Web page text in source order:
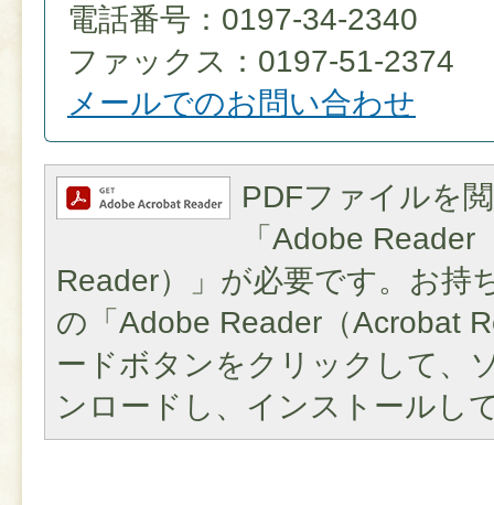
電話番号：0197-34-2340
ファックス：0197-51-2374
メールでのお問い合わせ
PDFファイルを
「Adobe Reader
Reader）」が必要です。お持
の「Adobe Reader（Acrobat
ードボタンをクリックして、
ンロードし、インストールし